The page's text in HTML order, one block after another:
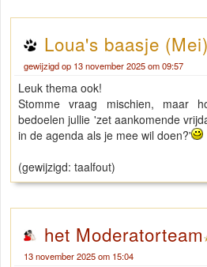
Loua's baasje (Mei)
gewijzigd op 13 november 2025 om 09:57
Leuk thema ook!
Stomme vraag mischien, maar
bedoelen jullie 'zet aankomende
in de agenda als je mee wil doen?'
(gewijzigd: taalfout)
het Moderatorteam
13 november 2025 om 15:04